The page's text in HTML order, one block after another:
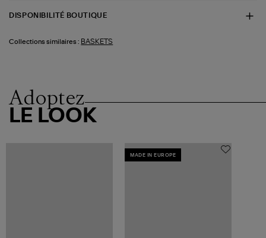
DISPONIBILITÉ BOUTIQUE
Collections similaires : BASKETS
Adoptez
LE LOOK
MADE IN EUROPE